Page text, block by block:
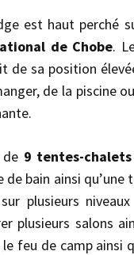
est haut perché
de Chobe.
de sa position
de la piscine
9 tentes-
bain ainsi
plusieurs
plusieurs salons
feu de camp ainsi